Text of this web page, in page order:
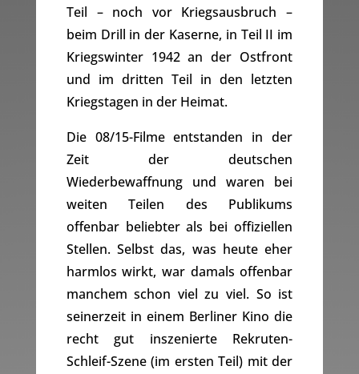
Teil – noch vor Kriegsausbruch –
beim Drill in der Kaserne, in Teil II im
Kriegswinter 1942 an der Ostfront
und im dritten Teil in den letzten
Kriegstagen in der Heimat.
Die 08/15-Filme entstanden in der
Zeit der deutschen
Wiederbewaffnung und waren bei
weiten Teilen des Publikums
offenbar beliebter als bei offiziellen
Stellen. Selbst das, was heute eher
harmlos wirkt, war damals offenbar
manchem schon viel zu viel. So ist
seinerzeit in einem Berliner Kino die
recht gut inszenierte Rekruten-
Schleif-Szene (im ersten Teil) mit der